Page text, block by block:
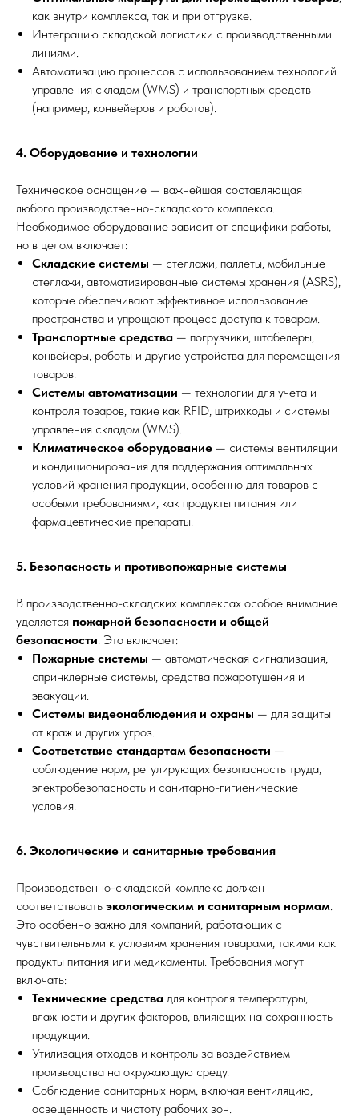
как внутри комплекса, так и при отгрузке.
Интеграцию складской логистики с производственными
линиями.
Автоматизацию процессов с использованием технологий
управления складом (WMS) и транспортных средств
(например, конвейеров и роботов).
4. Оборудование и технологии
Техническое оснащение — важнейшая составляющая
любого производственно-складского комплекса.
Необходимое оборудование зависит от специфики работы,
но в целом включает:
Складские системы — стеллажи, паллеты, мобильные
стеллажи, автоматизированные системы хранения (ASRS),
которые обеспечивают эффективное использование
пространства и упрощают процесс доступа к товарам.
Транспортные средства — погрузчики, штабелеры,
конвейеры, роботы и другие устройства для перемещения
товаров.
Системы автоматизации — технологии для учета и
контроля товаров, такие как RFID, штрихкоды и системы
управления складом (WMS).
Климатическое оборудование — системы вентиляции
и кондиционирования для поддержания оптимальных
условий хранения продукции, особенно для товаров с
особыми требованиями, как продукты питания или
фармацевтические препараты.
5. Безопасность и противопожарные системы
В производственно-складских комплексах особое внимание
уделяется пожарной безопасности и общей
безопасности. Это включает:
Пожарные системы — автоматическая сигнализация,
спринклерные системы, средства пожаротушения и
эвакуации.
Системы видеонаблюдения и охраны — для защиты
от краж и других угроз.
Соответствие стандартам безопасности —
соблюдение норм, регулирующих безопасность труда,
электробезопасность и санитарно-гигиенические
условия.
6. Экологические и санитарные требования
Производственно-складской комплекс должен
соответствовать экологическим и санитарным нормам.
Это особенно важно для компаний, работающих с
чувствительными к условиям хранения товарами, такими как
продукты питания или медикаменты. Требования могут
включать:
Технические средства для контроля температуры,
влажности и других факторов, влияющих на сохранность
продукции.
Утилизация отходов и контроль за воздействием
производства на окружающую среду.
Соблюдение санитарных норм, включая вентиляцию,
освещенность и чистоту рабочих зон.